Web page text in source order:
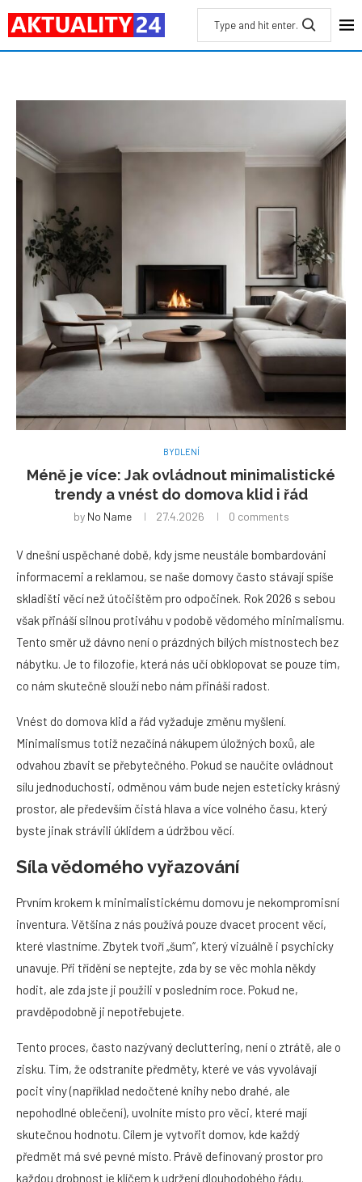
BYDLENÍ
Méně je více: Jak ovládnout minimalistické
trendy a vnést do domova klid i řád
by No Name 27.4.2026 0 comments
V dnešní uspěchané době, kdy jsme neustále bombardováni
informacemi a reklamou, se naše domovy často stávají spíše
skladišti věcí než útočištěm pro odpočinek. Rok 2026 s sebou
však přináší silnou protiváhu v podobě vědomého minimalismu.
Tento směr už dávno není o prázdných bílých místnostech bez
nábytku. Je to filozofie, která nás učí obklopovat se pouze tím,
co nám skutečně slouží nebo nám přináší radost.
Vnést do domova klid a řád vyžaduje změnu myšlení.
Minimalismus totiž nezačíná nákupem úložných boxů, ale
odvahou zbavit se přebytečného. Pokud se naučíte ovládnout
sílu jednoduchosti, odměnou vám bude nejen esteticky krásný
prostor, ale především čistá hlava a více volného času, který
byste jinak strávili úklidem a údržbou věcí.
Síla vědomého vyřazování
Prvním krokem k minimalistickému domovu je nekompromisní
inventura. Většina z nás používá pouze dvacet procent věcí,
které vlastníme. Zbytek tvoří „šum“, který vizuálně i psychicky
unavuje. Při třídění se neptejte, zda by se věc mohla někdy
hodit, ale zda jste ji použili v posledním roce. Pokud ne,
pravděpodobně ji nepotřebujete.
Tento proces, často nazývaný decluttering, není o ztrátě, ale o
zisku. Tím, že odstraníte předměty, které ve vás vyvolávají
pocit viny (například nedočtené knihy nebo drahé, ale
nepohodlné oblečení), uvolníte místo pro věci, které mají
skutečnou hodnotu. Cílem je vytvořit domov, kde každý
předmět má své pevné místo. Právě definovaný prostor pro
každou drobnost je klíčem k udržení dlouhodobého řádu.